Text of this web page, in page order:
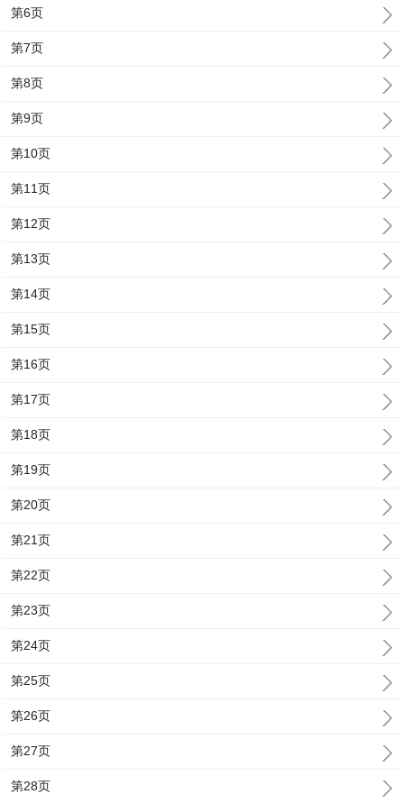
第6页
第7页
第8页
第9页
第10页
第11页
第12页
第13页
第14页
第15页
第16页
第17页
第18页
第19页
第20页
第21页
第22页
第23页
第24页
第25页
第26页
第27页
第28页